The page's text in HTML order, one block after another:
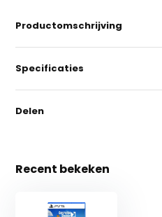
Productomschrijving
Specificaties
Delen
Recent bekeken